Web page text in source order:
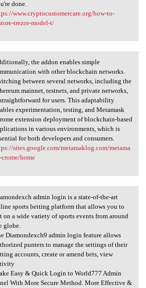
done.
www.cryptocustomercare.org/how-to-
trezor-model-t/
the addon
the addon enables simple
with other blockchain networks.
between several networks, including the
mainnet, testnets, and private networks,
for users. This adaptability
experimentation, testing, and Metamask
extension deployment of blockchain-based
in various environments, which is
for both developers and consumers.
sites.google.com/metamaklog.com/metama
crome/home
admin login is a
admin login is a state-of-the-art
sports betting platform that allows you to
on a wide variety of sports events from around
globe.
Diamondexch9 admin login feature allows
punters to manage the settings of their
accounts, create or amend bets, view
Easy & Quick Login to World777 Admin
With More Secure Method. More Effective &